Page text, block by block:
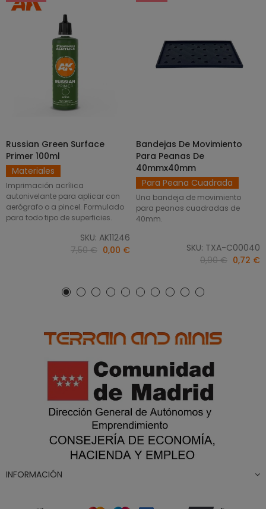
AÑADIR AL CARRITO
Russian Green Surface
Primer 100ml
Materiales
Imprimación acrílica
autonivelante para aplicar con
aerógrafo o a pincel. Formulado
para todo tipo de superficies.
SKU: AK11246
7,50 € 0,00 €
SELECCIONAR OPCIONES
Bandejas De Movimiento
Para Peanas De
40mmx40mm
Para Peana Cuadrada
Una bandeja de movimiento
para peanas cuadradas de
40mm.
SKU: TXA-C00040
0,90 € 0,72 €
INFORMACIÓN